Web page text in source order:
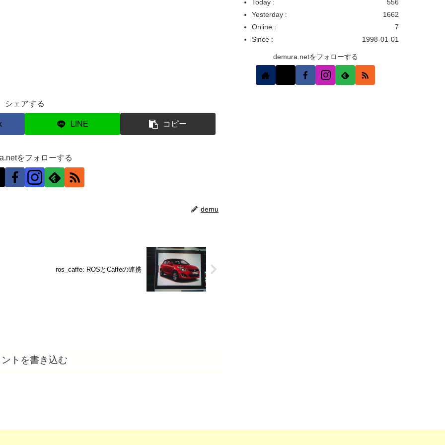
シェアする
LINE コピー
をフォローする
demu
ros_caffe: ROSとCaffeの連携
ントを書き込む
556
Today :
1662
Yesterday :
7
Online :
1998-01-01
Since :
demura.netをフォローする